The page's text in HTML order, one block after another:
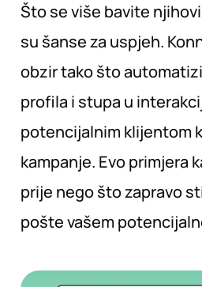
Što se više bavite
su šanse za uspjeh.
obzir tako što
profila i stupa u
potencijalnim klijentom
kampanje. Evo primjera
prije nego što zapravo
pošte vašem